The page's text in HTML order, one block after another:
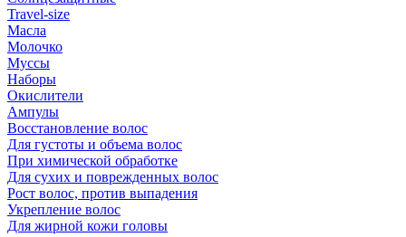
Travel-size
Масла
Молочко
Муссы
Наборы
Окислители
Ампулы
Восстановление волос
Для густоты и объема волос
При химической обработке
Для сухих и поврежденных волос
Рост волос, против выпадения
Укрепление волос
Для жирной кожи головы